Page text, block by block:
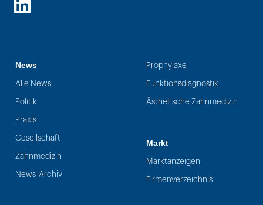
LinkedIn
News
Alle News
Politik
Praxis
Gesellschaft
Zahnmedizin
News-Archiv
Prophylaxe
Funktionsdiagnostik
Ästhetische Zahnmedizin
Markt
Marktanzeigen
Firmenverzeichnis